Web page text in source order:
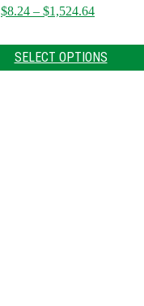
$8.24 – $1,524.64
SELECT OPTIONS